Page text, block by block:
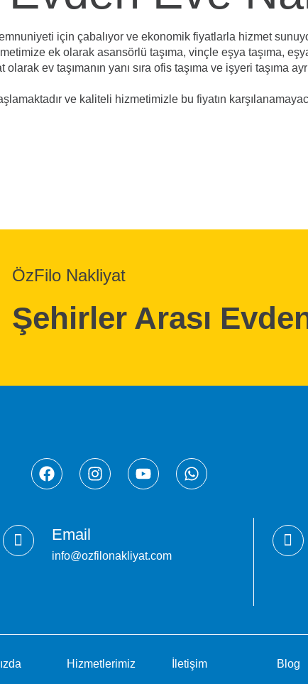
için çabalıyor ve ekonomik fiyatlarla hizmet
ek olarak asansörlü taşıma, vinçle eşya taşıma,
ev taşımanın yanı sıra ofis taşıma ve işyeri taşıma
ve kaliteli hizmetimizle bu fiyatın
ÖzFilo Nakliyat
Şehirler Arası
Email
info@ozfilonakliyat.com
Hizmetlerimiz İletişim Blog